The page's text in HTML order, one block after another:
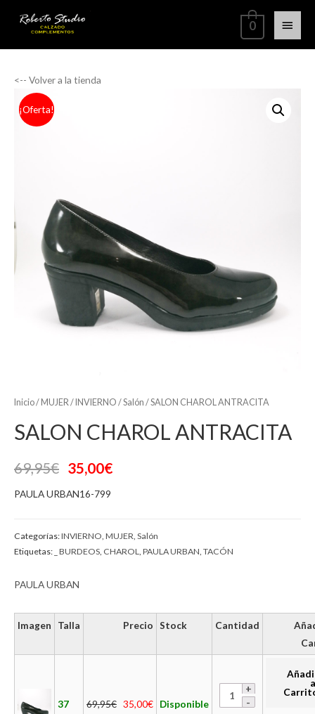
0
<-- Volver a la tienda
¡Oferta!
Inicio/ MUJER / INVIERNO /Salón / SALON CHAROL ANTRACITA
SALON CHAROL ANTRACITA
69,95€ 35,00€
PAULA URBAN16-799
Categorías:INVIERNO MUJER Salón
Etiquetas: _ BURDEOS CHAROL PAULA URBAN TACÓN
PAULA URBAN
Imagen Talla Precio Stock Cantidad
37 69,95€ 35,00€ Disponible